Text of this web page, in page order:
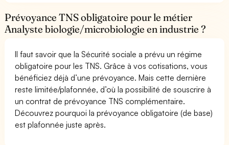
Prévoyance TNS obligatoire pour le métier
Analyste biologie/microbiologie en industrie ?
Il faut savoir que la Sécurité sociale a prévu un régime
obligatoire pour les TNS. Grâce à vos cotisations, vous
bénéficiez déjà d’une prévoyance. Mais cette dernière
reste limitée/plafonnée, d’où la possibilité de souscrire à
un contrat de prévoyance TNS complémentaire.
Découvrez pourquoi la prévoyance obligatoire (de base)
est plafonnée juste après.